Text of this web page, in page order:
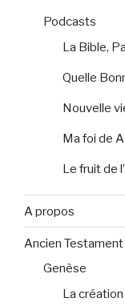
Podcasts
La Bible,
Quelle
Nouvelle
Ma foi de
Le fruit de
A propos
Ancien Testament
Genèse
La création